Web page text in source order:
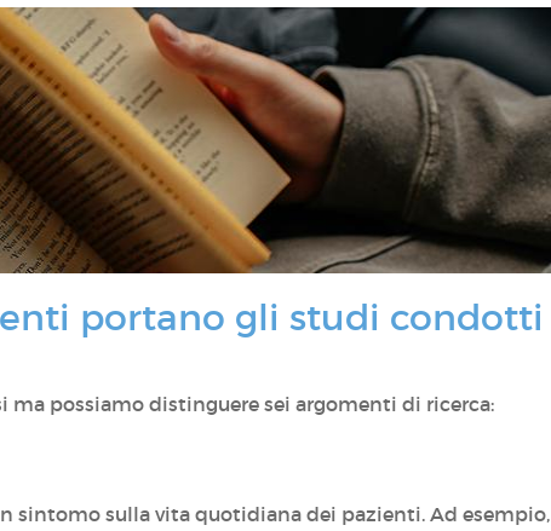
portano gli studi condotti
possiamo distinguere sei argomenti di ricerca:
sintomo sulla vita quotidiana dei pazienti. Ad esempio,